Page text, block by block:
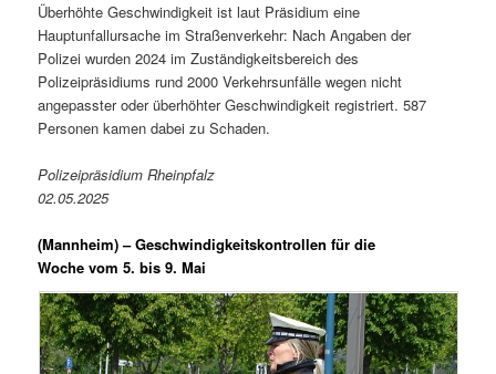
Überhöhte Geschwindigkeit ist laut Präsidium eine
Hauptunfallursache im Straßenverkehr: Nach Angaben der
Polizei wurden 2024 im Zuständigkeitsbereich des
Polizeipräsidiums rund 2000 Verkehrsunfälle wegen nicht
angepasster oder überhöhter Geschwindigkeit registriert. 587
Personen kamen dabei zu Schaden.
Polizeipräsidium Rheinpfalz
02.05.2025
(Mannheim) –Geschwindigkeitskontrollen für die
Woche vom 5. bis 9. Mai